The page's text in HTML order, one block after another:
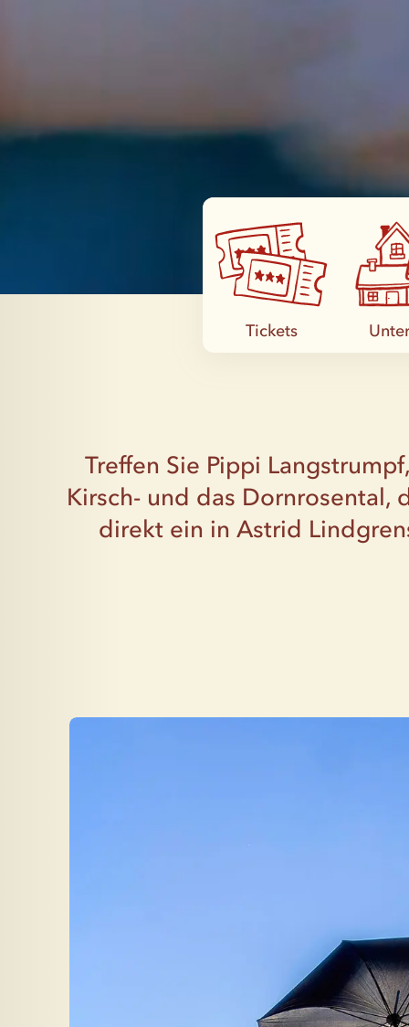
Tickets
Treffen Sie Pippi
Kirsch- und das
direkt ein in Astrid